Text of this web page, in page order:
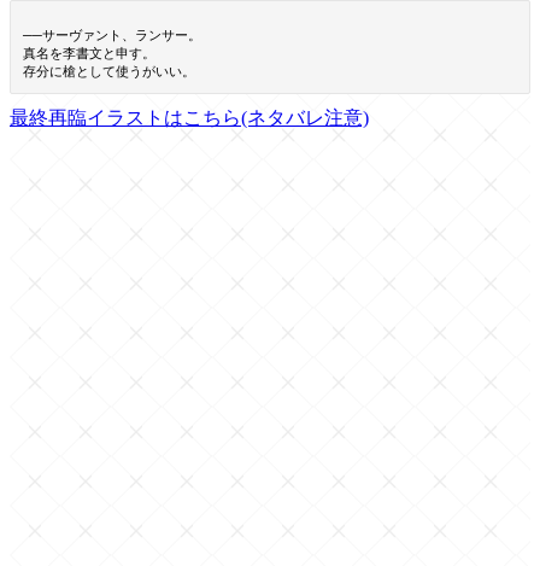
──サーヴァント、ランサー。
真名を李書文と申す。
存分に槍として使うがいい。
最終再臨イラストはこちら(ネタバレ注意)